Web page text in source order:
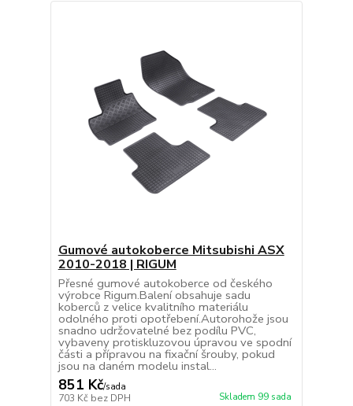
Gumové autokoberce Mitsubishi ASX
2010-2018 | RIGUM
Přesné gumové autokoberce od českého
výrobce Rigum.Balení obsahuje sadu
koberců z velice kvalitního materiálu
odolného proti opotřebení.Autorohože jsou
snadno udržovatelné bez podílu PVC,
vybaveny protiskluzovou úpravou ve spodní
části a přípravou na fixační šrouby, pokud
jsou na daném modelu instal...
851 Kč/sada
703 Kč bez DPH Skladem 99 sada